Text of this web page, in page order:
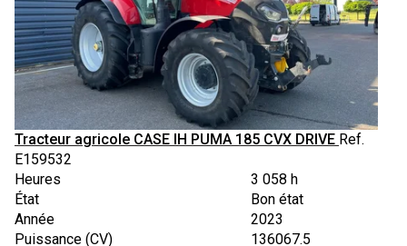
Tracteur agricole CASE IH PUMA 185 CVX DRIVE Ref.
E159532
Heures
3 058 h
État
Bon état
Année
2023
Puissance (CV)
136067.5